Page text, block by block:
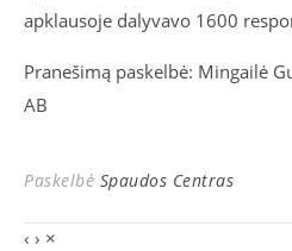
apklausoje dalyvavo 1600
Pranešimą paskelbė: Mingailė
AB
Paskelbė Spaudos Centras
‹ › ×